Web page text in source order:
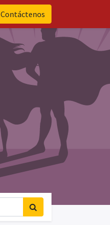
Contáctenos